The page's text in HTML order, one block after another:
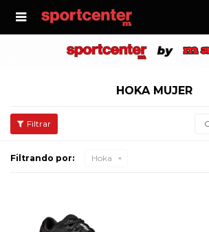

HOKA MUJER
Filtrando por: Hoka